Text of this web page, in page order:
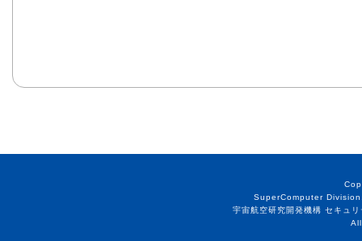
SuperComputer
宇宙航空研究開発機構 セキュ